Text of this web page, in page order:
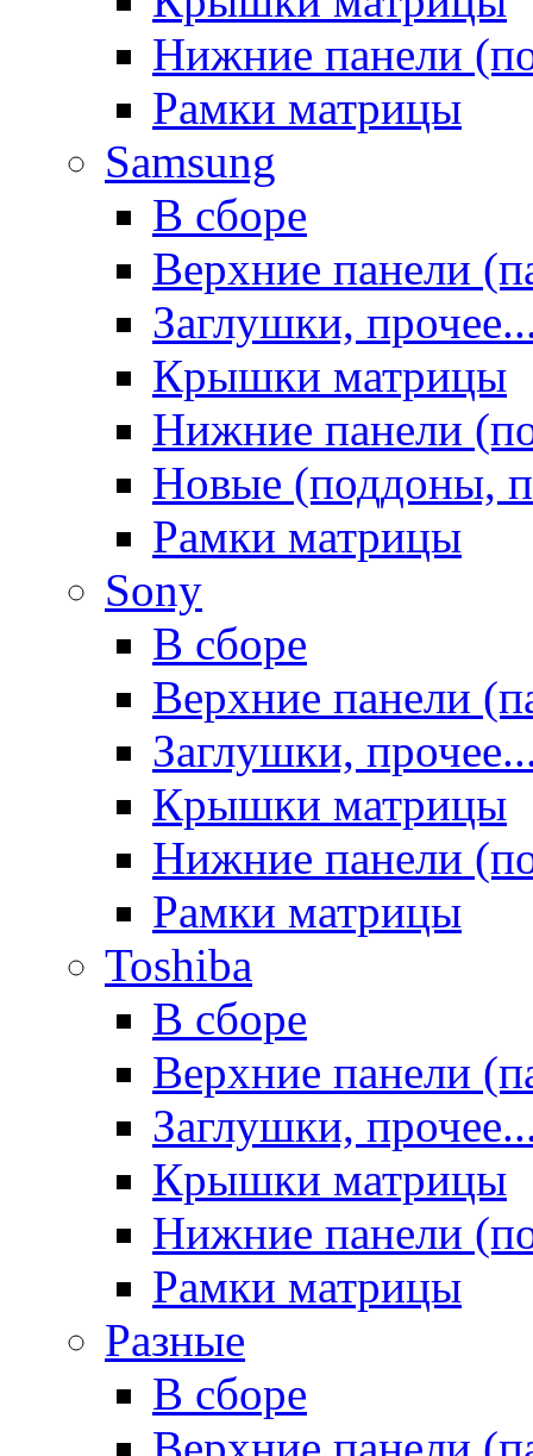
Нижние панели
Рамки матрицы
Samsung
В сборе
Верхние панели
Заглушки,
Крышки матрицы
Нижние панели
Новые (поддоны,
Рамки матрицы
Sony
В сборе
Верхние панели
Заглушки,
Крышки матрицы
Нижние панели
Рамки матрицы
Toshiba
В сборе
Верхние панели
Заглушки,
Крышки матрицы
Нижние панели
Рамки матрицы
Разные
В сборе